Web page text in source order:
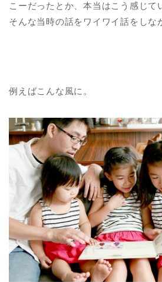
こーだったとか、本当はこう感じて
そんな当時の話をワイワイ話をしな
例えばこんな風に。